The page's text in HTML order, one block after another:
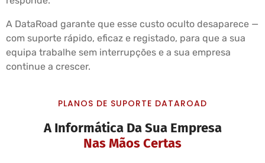
A DataRoad garante que esse custo oculto desaparece —
com suporte rápido, eficaz e registado, para que a sua
equipa trabalhe sem interrupções e a sua empresa
continue a crescer.
PLANOS DE SUPORTE DATAROAD
A Informática Da Sua Empresa
Nas Mãos Certas